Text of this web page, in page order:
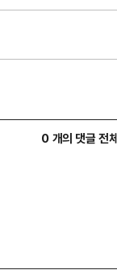
0 개의 댓글 전